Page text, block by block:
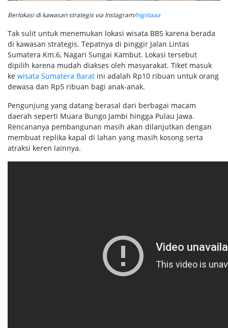
Berlokasi di kawasan strategis via Instagram/nigiitaaa
Tak sulit untuk menemukan lokasi wisata BBS karena berada
di kawasan strategis. Tepatnya di pinggir Jalan Lintas
Sumatera Km.6, Nagari Sungai Kambut. Lokasi tersebut
dipilih karena mudah diakses oleh masyarakat. Tiket masuk
ke wisata Sumatera Barat ini adalah Rp10 ribuan untuk orang
dewasa dan Rp5 ribuan bagi anak-anak.
Pengunjung yang datang berasal dari berbagai macam
daerah seperti Muara Bungo Jambi hingga Pulau Jawa.
Rencananya pembangunan masih akan dilanjutkan dengan
membuat replika kapal di lahan yang masih kosong serta
atraksi keren lainnya.